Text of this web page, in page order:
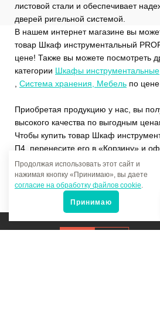
листовой стали и обеспечивает
дверей ригельной системой.
В нашем интернет магазине вы
товар Шкаф инструментальный
цене! Также вы можете посмотреть
категории Шкафы инструментальные
Система хранения, Мебель по цене
Приобретая продукцию у нас, вы
высокого качества по выгодным
Чтобы купить товар Шкаф
П4, перенесите его в «Корзину» и
Если у вас остались вопросы, вы
телефону+7 (4822)65-69-46или в
Продолжая использовать этот сайт и
нажимая кнопку «Принимаю», вы даете
согласие на обработку файлов cookie.
Принимаю